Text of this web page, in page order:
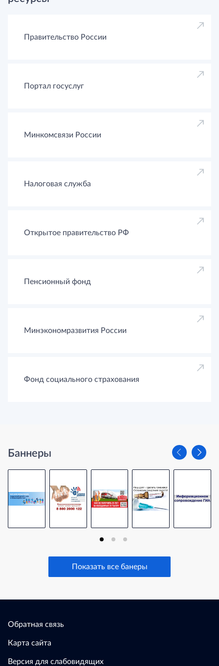
Правительство России
Портал госуслуг
Минкомсвязи России
Налоговая служба
Открытое правительство РФ
Пенсионный фонд
Минэкономразвития России
Фонд социального страхования
Баннеры
Показать все банеры
Обратная связь
Карта сайта
Версия для слабовидящих